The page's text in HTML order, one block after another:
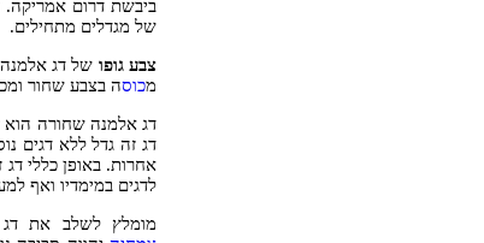
ביבשת דרום אמריקה.
של מגדלים מתחילים.
צבע גופו של דג
מכוסה בצבע שחור
דג אלמנה שחורה הוא
דג זה גדל ללא דגים
אחרות. באופן כללי
לדגים במימדיו ואף
מומלץ לשלב את